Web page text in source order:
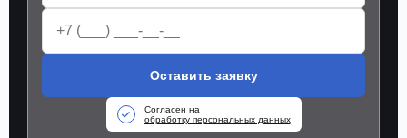
Оставить заявку
Согласен на
обработку персональных данных